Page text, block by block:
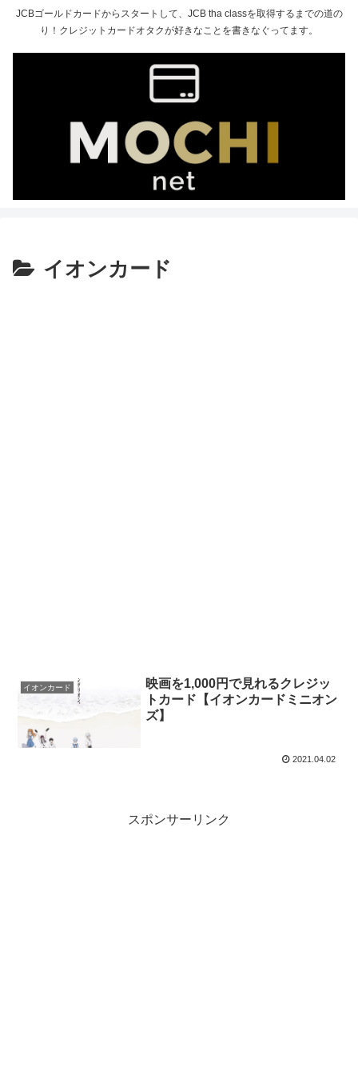
JCBゴールドカードからスタートして、JCB tha classを取得するまでの道の
り！クレジットカードオタクが好きなことを書きなぐってます。
イオンカード
イオンカード
映画を1,000円で見れるクレジッ
トカード【イオンカードミニオン
ズ】
2021.04.02
スポンサーリンク